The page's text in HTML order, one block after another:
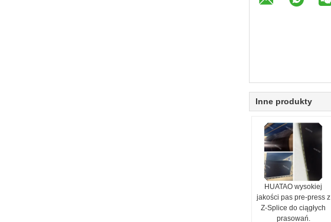
Inne produkty
HUATAO wysokiej
jakości pas pre-press z
Z-Splice do ciągłych
prasowań.